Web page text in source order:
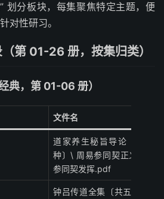
划分板块，每集聚焦特定主题，便
对性研习。
第 01-26 册，按集归类）
典，第 01-06 册）
文件名
道家养生秘旨导论〔二十四
种〕\ 周易参同契正义 \ 周易
参同契发挥.pdf
钟吕传道全集〔共五种〕\ 悟